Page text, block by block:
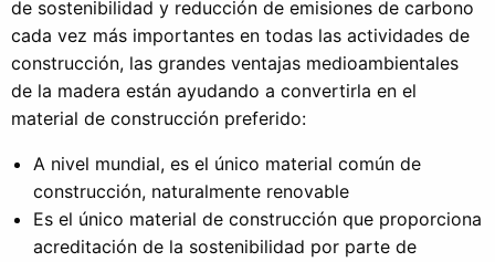
de sostenibilidad y reducción de emisiones de carbono
cada vez más importantes en todas las actividades de
construcción, las grandes ventajas medioambientales
de la madera están ayudando a convertirla en el
material de construcción preferido:
A nivel mundial, es el único material común de
construcción, naturalmente renovable
Es el único material de construcción que proporciona
acreditación de la sostenibilidad por parte de